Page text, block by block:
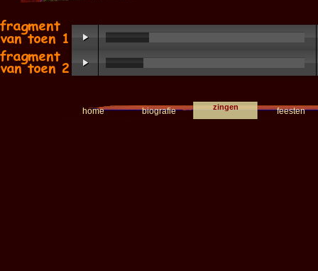
home biografie zingen feesten